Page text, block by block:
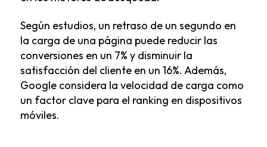
Según estudios, un retraso de un segundo en
la carga de una página puede reducir las
conversiones en un 7% y disminuir la
satisfacción del cliente en un 16%. Además,
Google considera la velocidad de carga como
un factor clave para el ranking en dispositivos
móviles.